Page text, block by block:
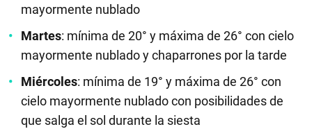
mayormente nublado
Martes: mínima de 20° y máxima de 26° con cielo
mayormente nublado y chaparrones por la tarde
Miércoles: mínima de 19° y máxima de 26° con
cielo mayormente nublado con posibilidades de
que salga el sol durante la siesta